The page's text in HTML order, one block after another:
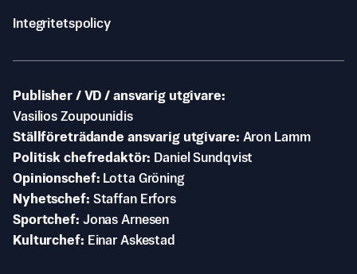
Integritetspolicy
Publisher / VD / ansvarig utgivare
Vasilios Zoupounidis
Ställföreträdande ansvarig utgivare Aron Lamm
Politisk chefredaktör
Daniel Sundqvist
Opinionschef
Lotta Gröning
Nyhetschef Staffan Erfors
Sportchef Jonas Arnesen
Kulturchef
Einar Askestad